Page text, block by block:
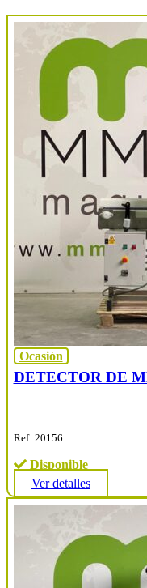
Ocasión
DETECTOR DE
Ref: 20156
Disponible
Ver detalles